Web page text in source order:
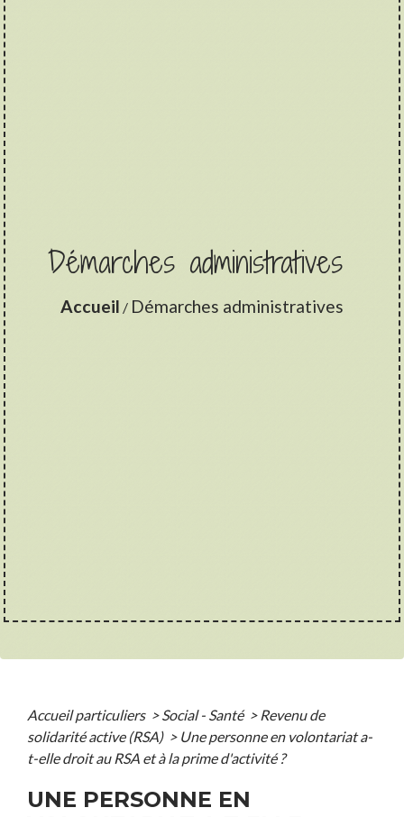
Démarches administratives
Accueil / Démarches administratives
Accueil particuliers > Social - Santé > Revenu de
solidarité active (RSA) > Une personne en volontariat a-
t-elle droit au RSA et à la prime d'activité ?
UNE PERSONNE EN